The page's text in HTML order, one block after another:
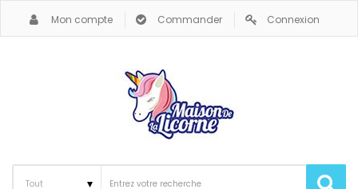
Mon compte Commander Connexion